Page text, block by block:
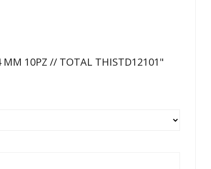
MM 10PZ // TOTAL THISTD12101"